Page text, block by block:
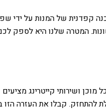
קפדנית של המנות על ידי
המטרה שלנו היא לספק
ושירותי קייטרינג
להתחזק. קבלו את העזרה